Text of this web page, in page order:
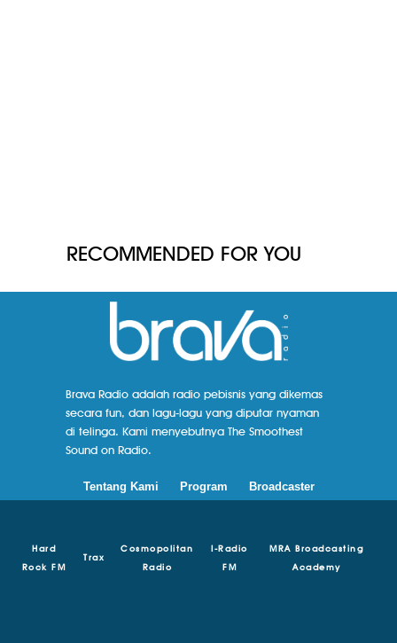
RECOMMENDED FOR YOU
Brava Radio adalah radio pebisnis yang dikemas
secara fun, dan lagu-lagu yang diputar nyaman
di telinga. Kami menyebutnya The Smoothest
Sound on Radio.
Tentang Kami Program Broadcaster
Hard
Rock FM
Trax
Cosmopolitan
Radio
I-Radio
FM
MRA Broadcasting
Academy